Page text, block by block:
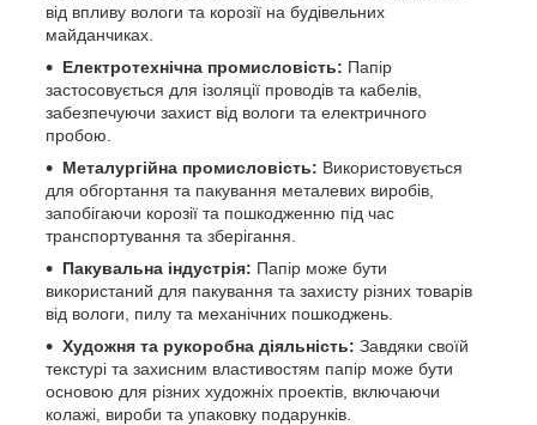
від впливу вологи та корозії на будівельних
майданчиках.
Електротехнічна промисловість: Папір
застосовується для ізоляції проводів та кабелів,
забезпечуючи захист від вологи та електричного
пробою.
Металургійна промисловість: Використовується
для обгортання та пакування металевих виробів,
запобігаючи корозії та пошкодженню під час
транспортування та зберігання.
Пакувальна індустрія: Папір може бути
використаний для пакування та захисту різних товарів
від вологи, пилу та механічних пошкоджень.
Художня та рукоробна діяльність: Завдяки своїй
текстурі та захисним властивостям папір може бути
основою для різних художніх проектів, включаючи
колажі, вироби та упаковку подарунків.